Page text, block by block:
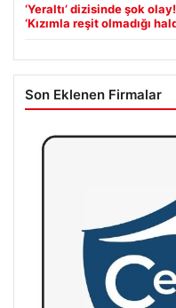
‘Yeraltı’ dizisinde şok
‘Kızımla reşit olmadığı
Son Eklenen Firmalar